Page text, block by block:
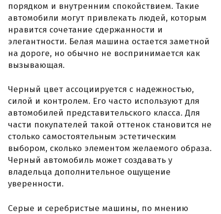
порядком и внутренним спокойствием. Такие
автомобили могут привлекать людей, которым
нравится сочетание сдержанности и
элегантности. Белая машина остается заметной
на дороге, но обычно не воспринимается как
вызывающая.
Черный цвет ассоциируется с надежностью,
силой и контролем. Его часто используют для
автомобилей представительского класса. Для
части покупателей такой оттенок становится не
столько самостоятельным эстетическим
выбором, сколько элементом желаемого образа.
Черный автомобиль может создавать у
владельца дополнительное ощущение
уверенности.
Серые и серебристые машины, по мнению